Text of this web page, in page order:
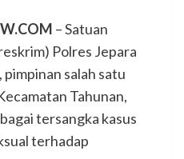
– Satuan
Polres Jepara
salah satu
Tahunan,
tersangka kasus
terhadap